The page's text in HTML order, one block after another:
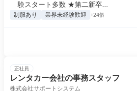
験スタート多数 ★第二新卒...
制服あり 業界未経験歓迎 +24個
正社員
レンタカー会社の事務スタッフ
株式会社サポートシステム